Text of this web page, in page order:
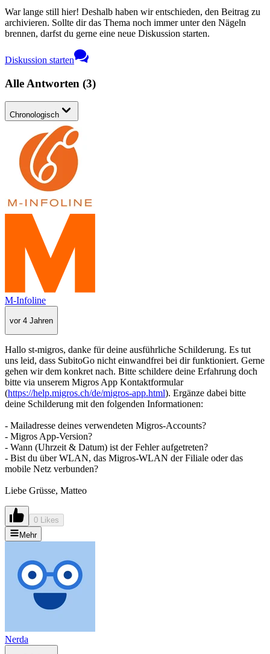
War lange still hier! Deshalb haben wir entschieden, den Beitrag zu
archivieren. Sollte dir das Thema noch immer unter den Nägeln
brennen, darfst du gerne eine neue Diskussion starten.
Diskussion starten
Alle Antworten (3)
Chronologisch
M-Infoline
vor 4 Jahren
Hallo st-migros, danke für deine ausführliche Schilderung. Es tut
uns leid, dass SubitoGo nicht einwandfrei bei dir funktioniert. Gerne
gehen wir dem konkret nach. Bitte schildere deine Erfahrung doch
bitte via unserem Migros App Kontaktformular
(https://help.migros.ch/de/migros-app.html). Ergänze dabei bitte
deine Schilderung mit den folgenden Informationen:
- Mailadresse deines verwendeten Migros-Accounts?
- Migros App-Version?
- Wann (Uhrzeit & Datum) ist der Fehler aufgetreten?
- Bist du über WLAN, das Migros-WLAN der Filiale oder das
mobile Netz verbunden?
Liebe Grüsse, Matteo
0 Likes
Mehr
Nerda